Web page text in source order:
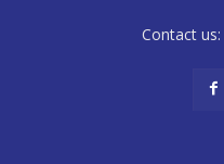
Contact us: